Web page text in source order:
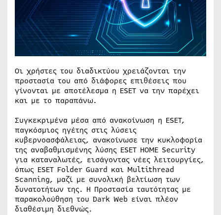
Οι χρήστες του διαδικτύου χρειάζονται την
προστασία του από διάφορες επιθέσεις που
γίνονται με αποτέλεσμα η ESET να την παρέχει
και με το παραπάνω.
Συγκεκριμένα μέσα από ανακοίνωση η ESET,
παγκόσμιος ηγέτης στις λύσεις
κυβερνοασφάλειας, ανακοίνωσε την κυκλοφορία
της αναβαθμισμένης λύσης ESET HOME Security
για καταναλωτές, εισάγοντας νέες λειτουργίες,
όπως ESET Folder Guard και Multithread
Scanning, μαζί με συνολική βελτίωση των
δυνατοτήτων της. Η Προστασία ταυτότητας με
παρακολούθηση του Dark Web είναι πλέον
διαθέσιμη διεθνώς.